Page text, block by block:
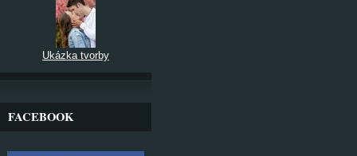
Ukázka tvorby
FACEBOOK